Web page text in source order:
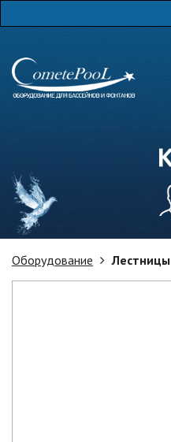
Оборудование Лестницы